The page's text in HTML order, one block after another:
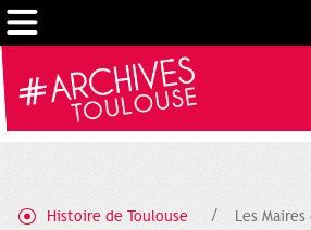
Histoire de Toulouse Les
Gestion de vos préférences sur les